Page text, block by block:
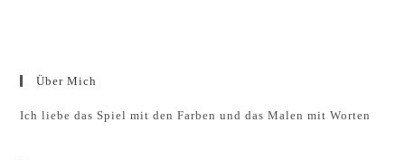
Über Mich
Ich liebe das Spiel mit den Farben und das Malen mit Worten